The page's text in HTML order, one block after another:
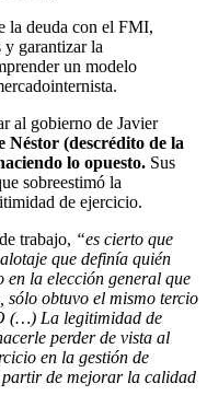
la deuda con el FMI,
y garantizar la
un modelo
al gobierno de Javier
(descrédito de la
lo opuesto. Sus
sobreestimó la
de ejercicio.
trabajo, “es cierto que
que definía quién
en la elección general que
sólo obtuvo el mismo tercio
(…) La legitimidad de
perder de vista al
en la gestión de
de mejorar la calidad